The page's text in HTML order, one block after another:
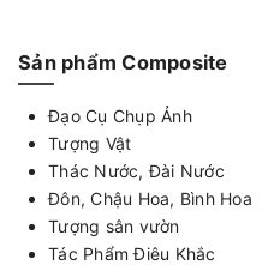
Sản phẩm Composite
Đạo Cụ Chụp Ảnh
Tượng Vật
Thác Nước, Đài Nước
Đôn, Chậu Hoa, Bình Hoa
Tượng sân vườn
Tác Phẩm Điêu Khắc